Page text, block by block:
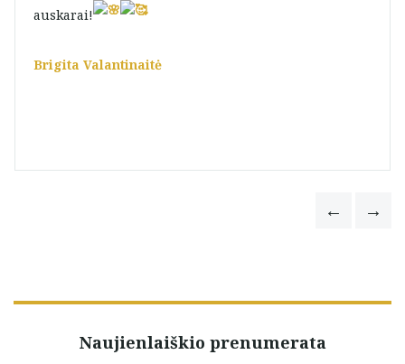
auskarai!
Brigita Valantinaitė
Naujienlaiškio prenumerata